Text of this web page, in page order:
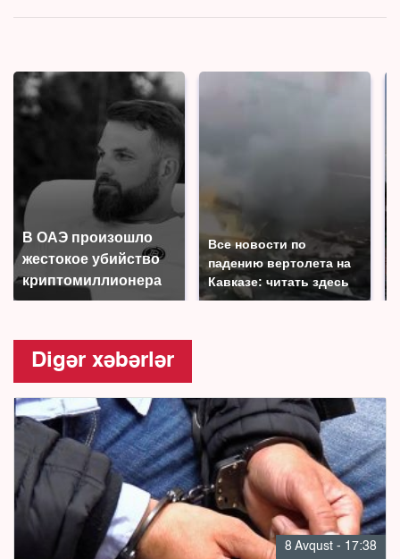
В ОАЭ произошло
жестокое убийство
криптомиллионера
Все новости по
падению вертолета на
Кавказе: читать здесь
Digər xəbərlər
8 Avqust - 17:38